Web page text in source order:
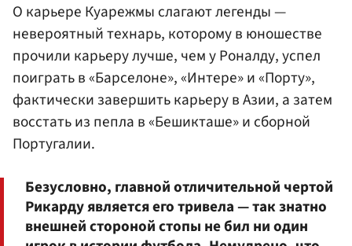
О карьере Куарежмы слагают легенды —
невероятный технарь, которому в юношестве
прочили карьеру лучше, чем у Роналду, успел
поиграть в «Барселоне», «Интере» и «Порту»,
фактически завершить карьеру в Азии, а затем
восстать из пепла в «Бешикташе» и сборной
Португалии.
Безусловно, главной отличительной чертой
Рикарду является его тривела — так знатно
внешней стороной стопы не бил ни один